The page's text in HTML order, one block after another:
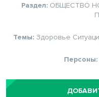
Раздел: ОБЩЕСТВО
Темы: Здоровье
Персоны: